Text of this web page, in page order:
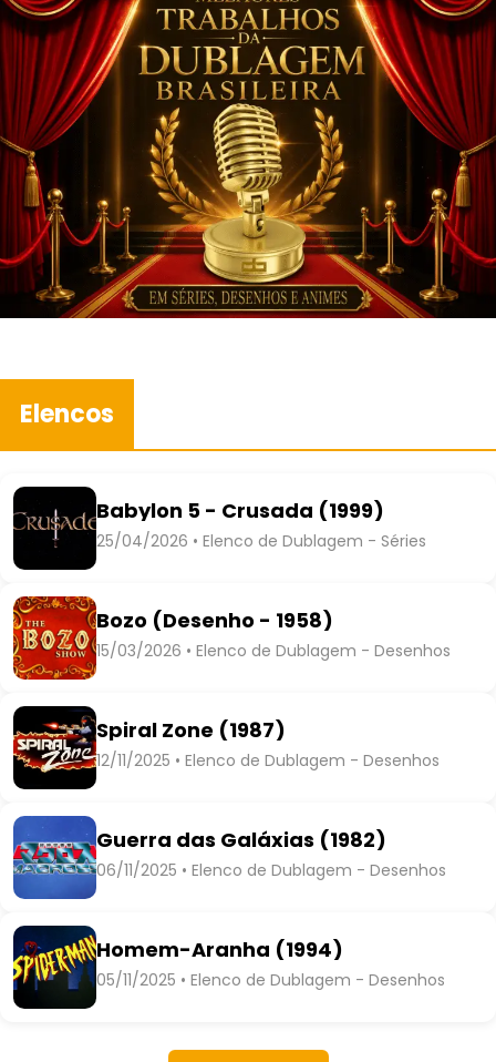
Elencos
Babylon 5 - Crusada (1999)
25/04/2026 • Elenco de Dublagem - Séries
Bozo (Desenho - 1958)
15/03/2026 • Elenco de Dublagem - Desenhos
Spiral Zone (1987)
12/11/2025 • Elenco de Dublagem - Desenhos
Guerra das Galáxias (1982)
06/11/2025 • Elenco de Dublagem - Desenhos
Homem-Aranha (1994)
05/11/2025 • Elenco de Dublagem - Desenhos